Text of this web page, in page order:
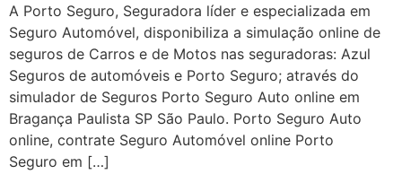
A Porto Seguro, Seguradora líder e especializada em
Seguro Automóvel, disponibiliza a simulação online de
seguros de Carros e de Motos nas seguradoras: Azul
Seguros de automóveis e Porto Seguro; através do
simulador de Seguros Porto Seguro Auto online em
Bragança Paulista SP São Paulo. Porto Seguro Auto
online, contrate Seguro Automóvel online Porto
Seguro em […]